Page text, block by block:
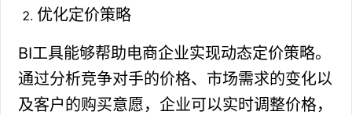
优化定价策略
BI工具能够帮助电商企业实现动态定价策略。
通过分析竞争对手的价格、市场需求的变化以
及客户的购买意愿，企业可以实时调整价格，